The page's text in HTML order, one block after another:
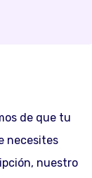
de que tu
necesites
nuestro